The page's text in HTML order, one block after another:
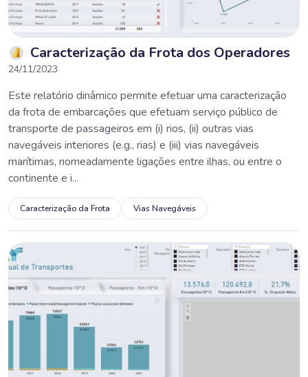
Caracterização da Frota dos Operadores
24/11/2023
Este relatório dinâmico permite efetuar uma caracterização
da frota de embarcações que efetuam serviço público de
transporte de passageiros em (i) rios, (ii) outras vias
navegáveis interiores (e.g., rias) e (iii) vias navegáveis
marítimas, nomeadamente ligações entre ilhas, ou entre o
continente e i...
Caracterização da Frota Vias Navegáveis